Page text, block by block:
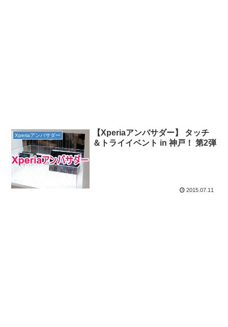
Xperiaアンバサダー
【Xperiaアンバサダー】 タッチ
＆トライイベント in 神戸！ 第2弾
2015.07.11